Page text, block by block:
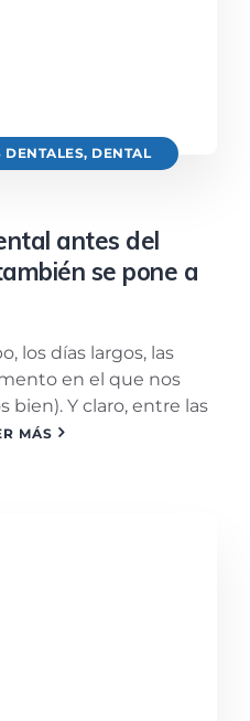
DENTALES, DENTAL
antes del
se pone a
los días largos, las
en el que nos
bien). Y claro, entre las
MÁS